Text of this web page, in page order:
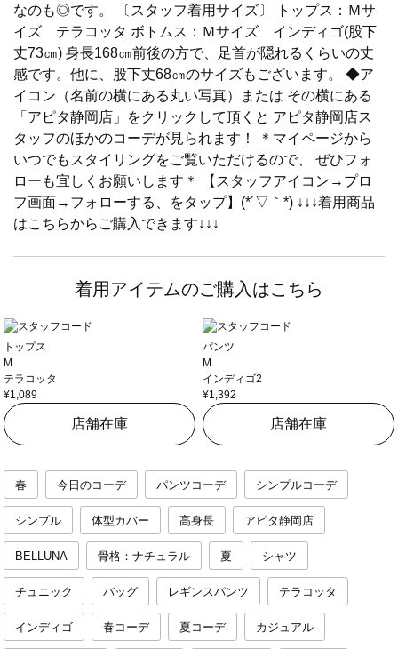
なのも◎です。 〔スタッフ着用サイズ〕 トップス：Ｍサ
イズ テラコッタ ボトムス：Ｍサイズ インディゴ(股下
丈73㎝) 身長168㎝前後の方で、足首が隠れるくらいの丈
感です。他に、股下丈68㎝のサイズもございます。 ◆ア
イコン（名前の横にある丸い写真）または その横にある
「アピタ静岡店」をクリックして頂くと アピタ静岡店ス
タッフのほかのコーデが見られます！ ＊マイページから
いつでもスタイリングをご覧いただけるので、 ぜひフォ
ローも宜しくお願いします＊ 【スタッフアイコン→プロ
フ画面→フォローする、をタップ】(*´▽｀*) ↓↓↓着用商品
はこちらからご購入できます↓↓↓
着用アイテムのご購入はこちら
トップス
M
テラコッタ
¥1,089
店舗在庫
パンツ
M
インディゴ2
¥1,392
店舗在庫
春 今日のコーデ パンツコーデ シンプルコーデ
シンプル 体型カバー 高身長 アピタ静岡店
BELLUNA 骨格：ナチュラル 夏 シャツ
チュニック バッグ レギンスパンツ テラコッタ
インディゴ 春コーデ 夏コーデ カジュアル